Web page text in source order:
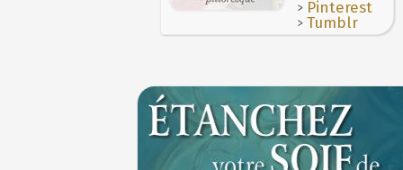
> Pinterest
>Tumblr